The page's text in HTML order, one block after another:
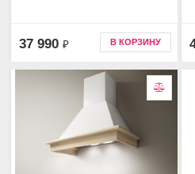
37 990 ₽ В КОРЗИНУ